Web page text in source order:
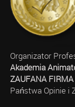
Organizator
Akademia
ZAUFANA
Państwa Opinie i